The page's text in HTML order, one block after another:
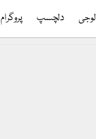
دلچسپ پروگرام